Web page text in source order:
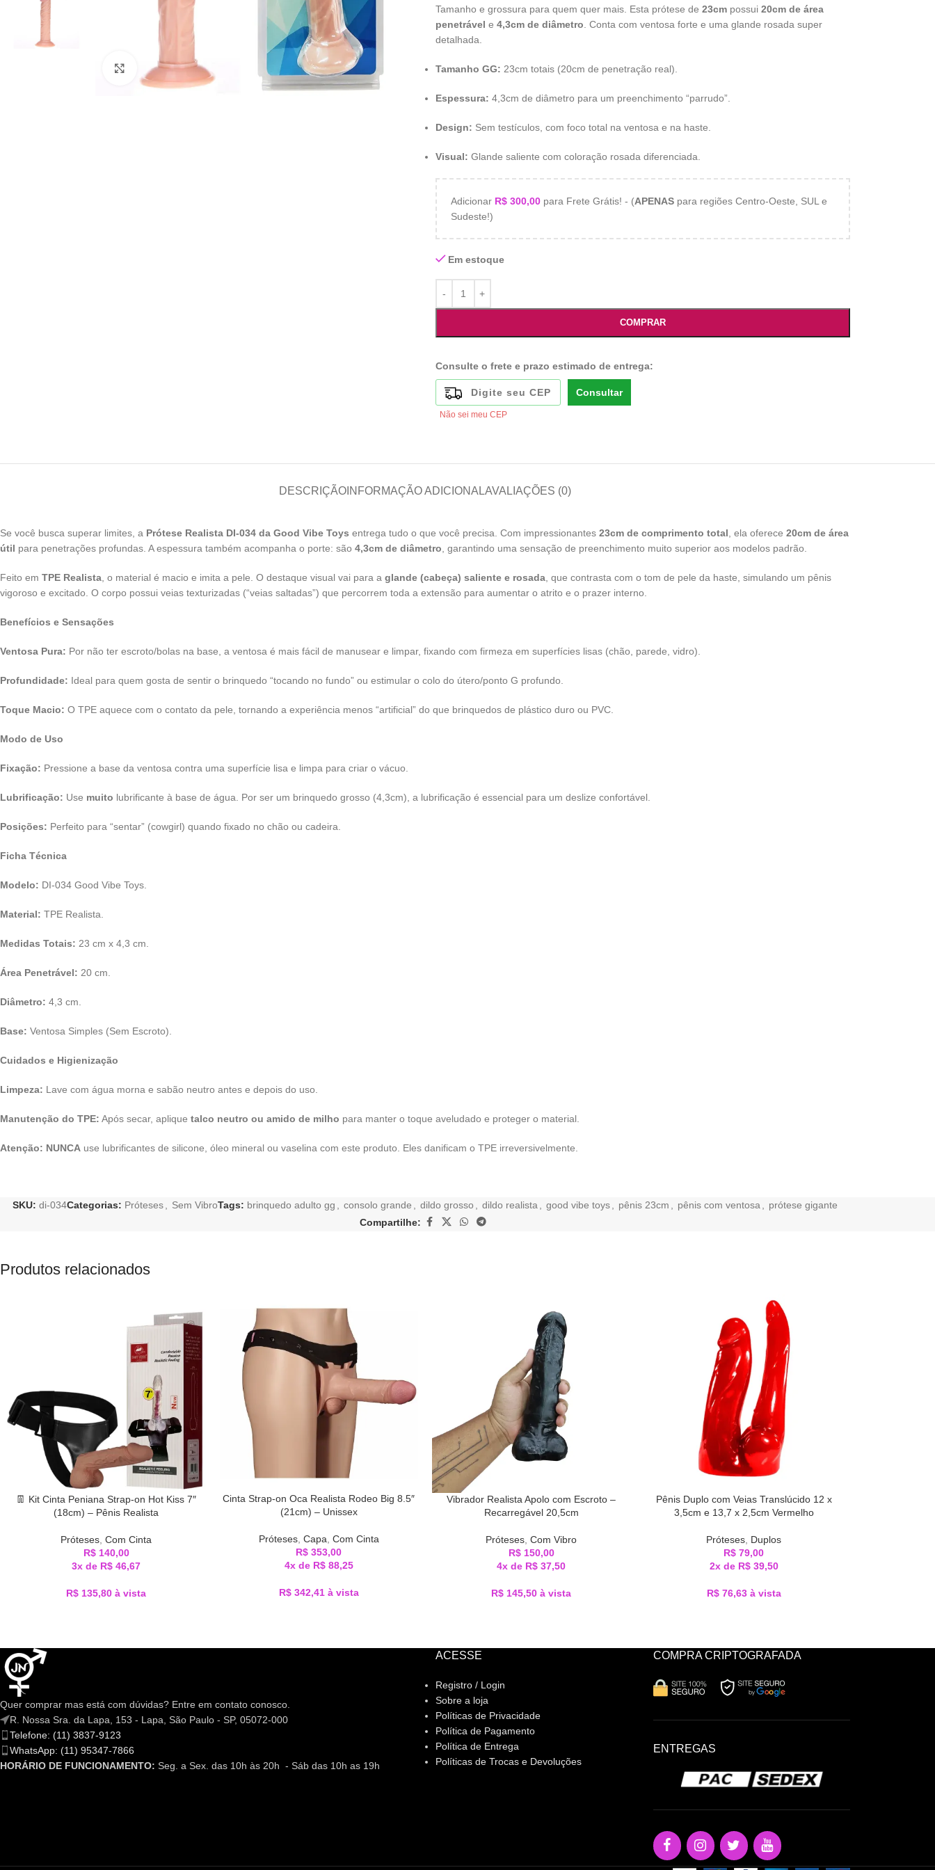
Click to enlarge
Tamanho e grossura para quem quer mais. Esta prótese de 23cmpossui 20cm de área
penetrável e 4,3cm de diâmetro . Conta com ventosa forte e uma glande rosada super
detalhada.
Tamanho GG: 23cm totais (20cm de penetração real).
Espessura: 4,3cm de diâmetro para um preenchimento “parrudo”.
Design: Sem testículos, com foco total na ventosa e na haste.
Visual: Glande saliente com coloração rosada diferenciada.
Adicionar R$300,00para Frete Grátis! - (APENAS para regiões Centro-Oeste, SUL e
Sudeste!)
Em estoque
COMPRAR
Consulte o frete e prazo estimado de entrega:
Consultar
Não sei meu CEP
DESCRIÇÃO INFORMAÇÃO ADICIONALAVALIAÇÕES (0)
Se você busca superar limites, a Prótese Realista DI-034 da Good Vibe Toys entrega tudo o que você precisa. Com impressionantes 23cm de comprimento total , ela oferece 20cm de área
útil para penetrações profundas. A espessura também acompanha o porte: são 4,3cm de diâmetro , garantindo uma sensação de preenchimento muito superior aos modelos padrão.
Feito em TPE Realista , o material é macio e imita a pele. O destaque visual vai para a glande (cabeça) saliente e rosada , que contrasta com o tom de pele da haste, simulando um pênis
vigoroso e excitado. O corpo possui veias texturizadas (“veias saltadas”) que percorrem toda a extensão para aumentar o atrito e o prazer interno.
Benefícios e Sensações
Ventosa Pura: Por não ter escroto/bolas na base, a ventosa é mais fácil de manusear e limpar, fixando com firmeza em superfícies lisas (chão, parede, vidro).
Profundidade: Ideal para quem gosta de sentir o brinquedo “tocando no fundo” ou estimular o colo do útero/ponto G profundo.
Toque Macio: O TPE aquece com o contato da pele, tornando a experiência menos “artificial” do que brinquedos de plástico duro ou PVC.
Modo de Uso
Fixação: Pressione a base da ventosa contra uma superfície lisa e limpa para criar o vácuo.
Lubrificação: Use muito lubrificante à base de água. Por ser um brinquedo grosso (4,3cm), a lubrificação é essencial para um deslize confortável.
Posições: Perfeito para “sentar” (cowgirl) quando fixado no chão ou cadeira.
Ficha Técnica
Modelo: DI-034 Good Vibe Toys.
Material: TPE Realista.
Medidas Totais: 23 cm x 4,3 cm.
Área Penetrável: 20 cm.
Diâmetro: 4,3 cm.
Base: Ventosa Simples (Sem Escroto).
Cuidados e Higienização
Limpeza: Lave com água morna e sabão neutro antes e depois do uso.
Manutenção do TPE: Após secar, aplique talco neutro ou amido de milho para manter o toque aveludado e proteger o material.
Atenção: NUNCA use lubrificantes de silicone, óleo mineral ou vaselina com este produto. Eles danificam o TPE irreversivelmente.
SKU: di-034Categorias: Próteses Sem VibroTags: brinquedo adulto gg consolo grande dildo grosso dildo realista good vibe toys pênis 23cm pênis com ventosa
prótese gigante
Compartilhe:
Produtos relacionados
👖 Kit Cinta Peniana Strap-on Hot Kiss 7″
(18cm) – Pênis Realista
Próteses Com Cinta
R$140,00
3x de R$ 46,67
R$ 135,80 à vista
Cinta Strap-on Oca Realista Rodeo Big 8.5″
(21cm) – Unissex
Próteses, Capa Com Cinta
R$ 353,00
4x de R$88,25
R$342,41 à vista
Vibrador Realista Apolo com Escroto –
Recarregável 20,5cm
Próteses Com Vibro
R$150,00
4x de R$ 37,50
R$ 145,50 à vista
Pênis Duplo com Veias Translúcido 12 x
3,5cm e 13,7 x 2,5cm Vermelho
Próteses Duplos
R$ 79,00
2x de R$39,50
R$76,63 à vista
Quer comprar mas está com dúvidas? Entre em contato conosco.
R. Nossa Sra. da Lapa, 153 - Lapa, São Paulo - SP, 05072-000
Telefone: (11) 3837-9123
WhatsApp: (11) 95347-7866
HORÁRIO DE FUNCIONAMENTO: Seg. a Sex. das 10h às 20h - Sáb das 10h as 19h
ACESSE
Registro / Login
Sobre a loja
Políticas de Privacidade
Política de Pagamento
Política de Entrega
Políticas de Trocas e Devoluções
COMPRA CRIPTOGRAFADA
ENTREGAS